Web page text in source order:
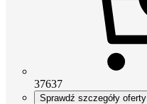
37637
Sprawdź szczegóły oferty